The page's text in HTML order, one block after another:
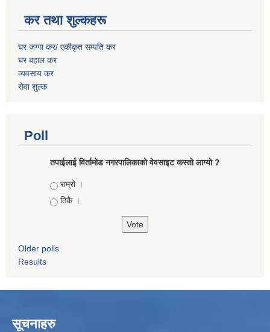
कर तथा शुल्कहरू
घर जग्गा कर/ एकीकृत सम्पति कर
घर बहाल कर
व्यवसाय कर
सेवा शुल्क
Poll
तपाईलाई विर्तामोड नगरपालिकाको वेवसाइट कस्ताे लाग्याे ?
Choices
राम्रो ।
ठिकै ।
Older polls
Results
सूचनाहरु